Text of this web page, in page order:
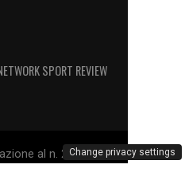
SPORT REVIEW
al n. 26692 - PI
Change privacy settings